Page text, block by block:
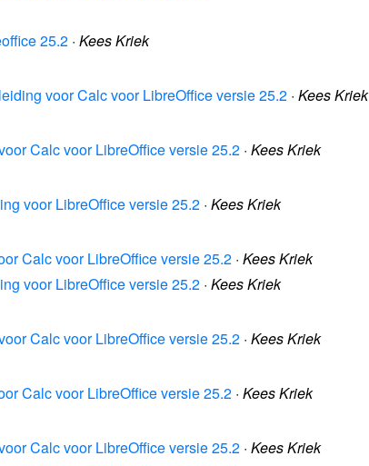
25.2 · Kees Kriek
voor Calc voor LibreOffice versie 25.2 · Kees Kriek
Calc voor LibreOffice versie 25.2 · Kees Kriek
voor LibreOffice versie 25.2 · Kees Kriek
Calc voor LibreOffice versie 25.2 · Kees Kriek
voor LibreOffice versie 25.2 · Kees Kriek
Calc voor LibreOffice versie 25.2 · Kees Kriek
Calc voor LibreOffice versie 25.2 · Kees Kriek
Calc voor LibreOffice versie 25.2 · Kees Kriek